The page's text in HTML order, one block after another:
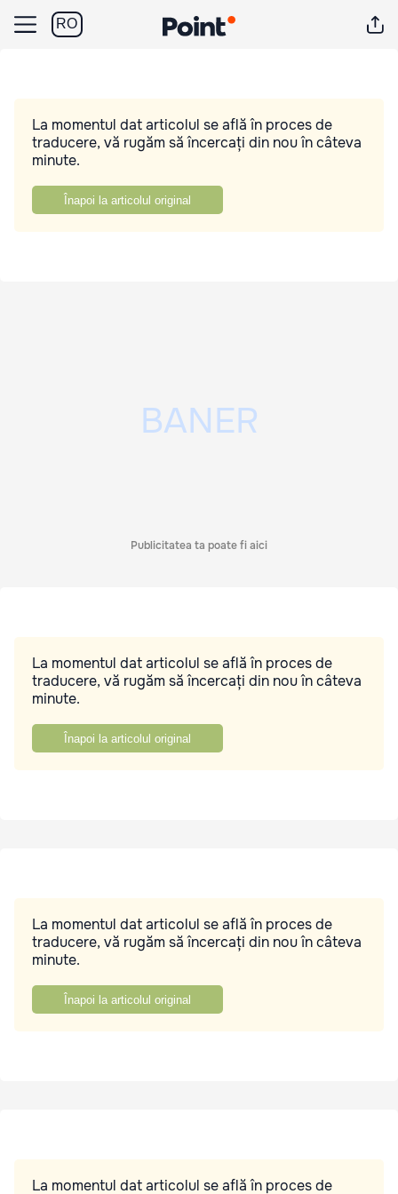
RO
La momentul dat articolul se află în proces de
traducere, vă rugăm să încercați din nou în câteva
minute.
Înapoi la articolul original
Publicitatea ta poate fi aici
La momentul dat articolul se află în proces de
traducere, vă rugăm să încercați din nou în câteva
minute.
Înapoi la articolul original
La momentul dat articolul se află în proces de
traducere, vă rugăm să încercați din nou în câteva
minute.
Înapoi la articolul original
La momentul dat articolul se află în proces de